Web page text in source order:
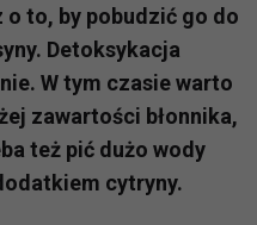
to, by pobudzić go do
Detoksykacja
W tym czasie warto
zawartości błonnika,
też pić dużo wody
cytryny.